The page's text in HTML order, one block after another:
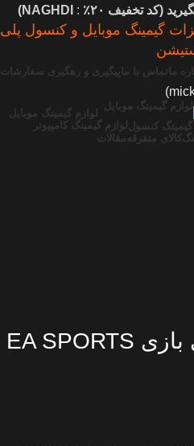
کد تخفیف ۲۰٪ :
NAGHDI)
گیمینگ موبایل و کنسول پلی
ما تماس با ما پیگیری و رهگیری سفارشات
لوازم گیمینگ موبایل
گیمینگ کنسول
لوازم گیمینگ کامپیوتر
کالای متفرقه مقالات
خرید اکانت قانونی بازی EA SPORTS